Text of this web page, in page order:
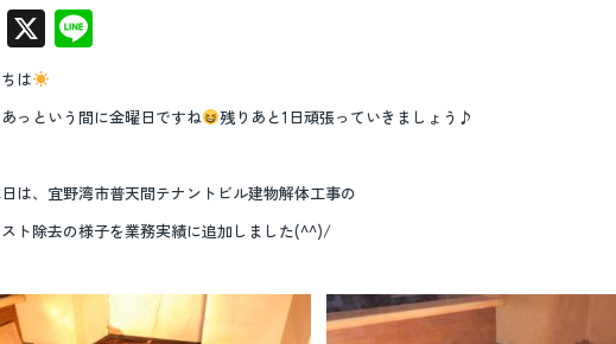
F X
e
は
っという間に金曜日ですね
残りあと1日頑張っていきましょう♪
は、宜野湾市普天間テナントビル建物解体工事の
ト除去の様子を業務実績に追加しました(^^)/